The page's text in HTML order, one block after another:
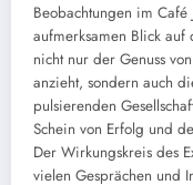
Beobachtungen im
aufmerksamen Blick auf
nicht nur der Genuss
anzieht, sondern auch
pulsierenden
Schein von Erfolg und
Der Wirkungskreis des
vielen Gesprächen und